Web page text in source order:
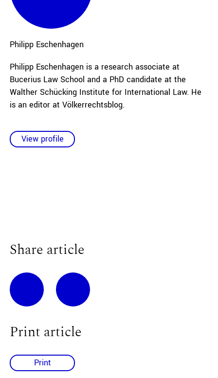
Philipp Eschenhagen
Philipp Eschenhagen is a research associate at
Bucerius Law School and a PhD candidate at the
Walther Schücking Institute for International Law. He
is an editor at Völkerrechtsblog.
View profile
Share article
Print article
Print